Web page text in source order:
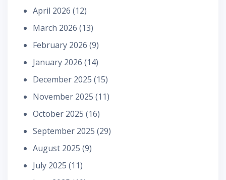
April 2026 (12)
March 2026 (13)
February 2026 (9)
January 2026 (14)
December 2025 (15)
November 2025 (11)
October 2025 (16)
September 2025 (29)
August 2025 (9)
July 2025 (11)